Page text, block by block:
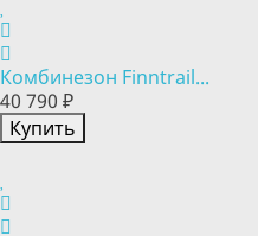
Комбинезон Finntrail...
40 790 ₽
Купить